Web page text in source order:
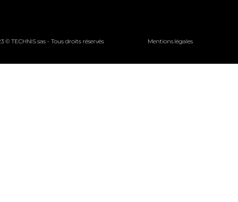
© TECHNIS sas - Tous droits réservés Mentions légales